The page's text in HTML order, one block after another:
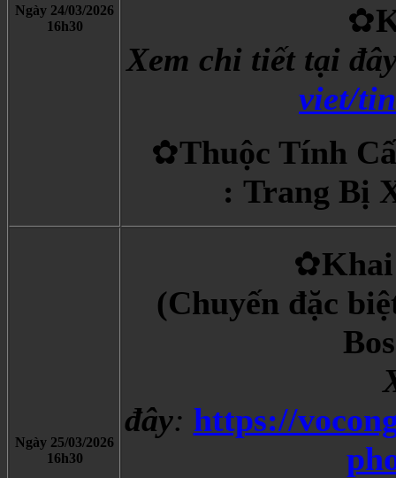
Ngày 24/03/2026
​16h30
✿
Xem chi tiết tại
viet/
✿Thuộc Tính
: Trang Bị
Ngày 25/03/2026
​16h30
✿
(Chuyến đặc
đây: https://